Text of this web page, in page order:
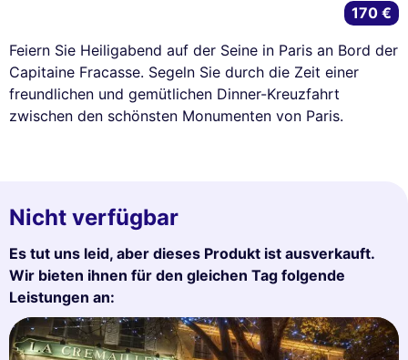
Feiern Sie Heiligabend auf der Seine in Paris an Bord der
Capitaine Fracasse. Segeln Sie durch die Zeit einer
freundlichen und gemütlichen Dinner-Kreuzfahrt
zwischen den schönsten Monumenten von Paris.
170 €
Nicht verfügbar
Es tut uns leid, aber dieses Produkt ist ausverkauft.
Wir bieten ihnen für den gleichen Tag folgende
Leistungen an: